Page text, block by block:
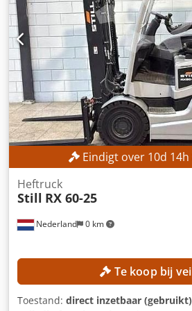
MACHINEGEGEVENS Masttype:
Diesel Motorfabrikant: JCB
Afmetingen en gewicht Afmetingen (L
2.030 x 2.820 mm Doorrijhoogte:
6.800 kg UITRUSTING Vrije
Volledige cabine Documentatie CE-
Eindigt over 10d 14h
Nederland 0 km
Heftruck
Still RX 60-25
Te koop bij
Toestand: direct inzetbaar (gebruikt)